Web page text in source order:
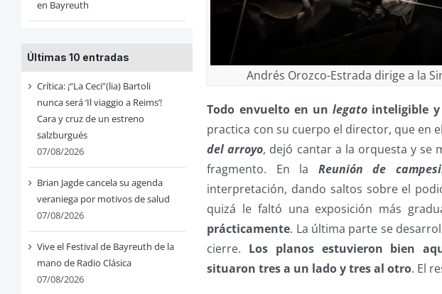
en Bayreuth
Últimas 10 entradas
Crítica: ¡“La Ceci”(lia) Bartoli
nunca será ‘Il viaggio a Reims’!
Cara y cruz de un estreno
salzburgués
07/08/2026
Brian Jagde cancela su agenda
veraniega por motivos de salud
07/08/2026
Vive el Festival de Bayreuth de la
mano de Radio Clásica
07/08/2026
Andrés Orozco-Estrada dirige a la
Todo envuelto en unlegato inteligible
practica con su cuerpo el director, que en
del arroyo, dejó cantar a la orquesta y se
fragmento. En la Reunión de
interpretación, dando saltos sobre el
quizá le faltó una exposición más
prácticamente. La última parte se
cierre. Los planos estuvieron bien
situaron tres a un lado y tres al otro. El